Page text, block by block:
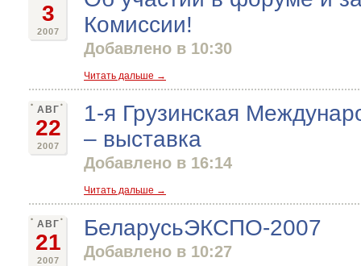
3
2007
Комиссии!
Добавлено в 10:30
Читать дальше →
АВГ
22
2007
1-я Грузинская
– выставка
Добавлено в 16:14
Читать дальше →
АВГ
21
2007
БеларусьЭКСПО-2007
Добавлено в 10:27